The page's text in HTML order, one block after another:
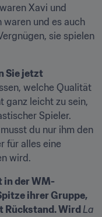
Xavi und
waren und es auch
sie spielen
Sie jetzt
welche Qualität
ganz leicht zu sein,
Spieler.
du nur ihm den
für alles eine
wird.
in der WM-
ihrer Gruppe,
Rückstand. Wird La